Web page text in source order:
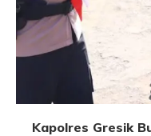
Kapolres Gresik